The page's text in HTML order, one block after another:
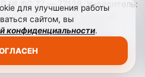
№ ФС 77 — 77128. Учредитель:
УЧРЕЖДЕНИЕ
"ЭТНОМЕДИАХОЛДИНГ
для улучшения работы
сайтом, вы
конфиденциальности.